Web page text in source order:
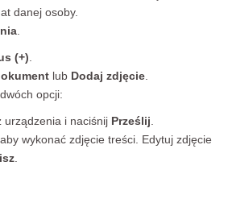
danej osoby.
(+)
lub Dodaj zdjęcie
opcji:
urządzenia i naciśnij Prześlij
wykonać zdjęcie treści. Edytuj zdjęcie